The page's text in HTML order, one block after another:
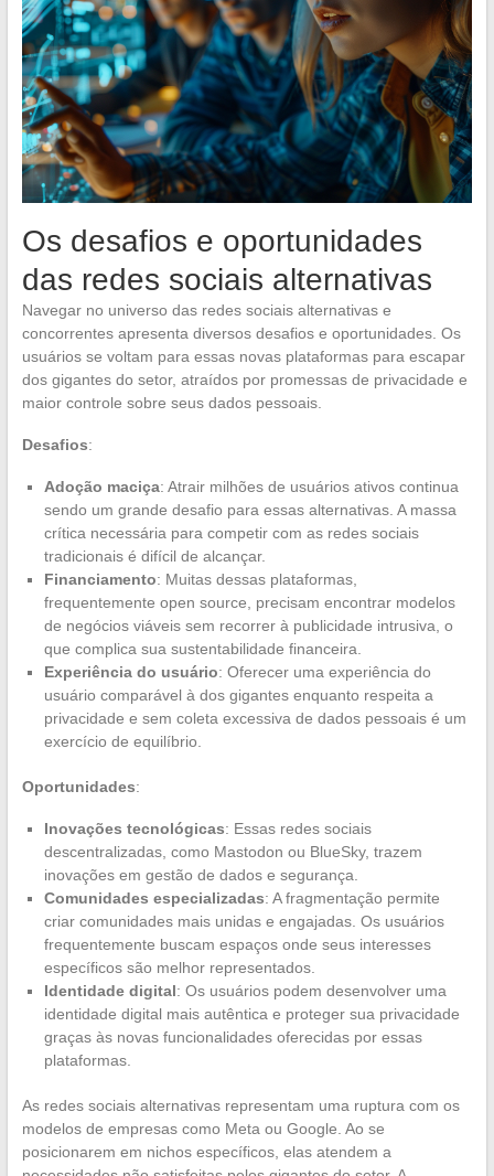
Os desafios e oportunidades
das redes sociais alternativas
Navegar no universo das redes sociais alternativas e
concorrentes apresenta diversos desafios e oportunidades. Os
usuários se voltam para essas novas plataformas para escapar
dos gigantes do setor, atraídos por promessas de privacidade e
maior controle sobre seus dados pessoais.
Desafios:
Adoção maciça: Atrair milhões de usuários ativos continua
sendo um grande desafio para essas alternativas. A massa
crítica necessária para competir com as redes sociais
tradicionais é difícil de alcançar.
Financiamento: Muitas dessas plataformas,
frequentemente open source, precisam encontrar modelos
de negócios viáveis sem recorrer à publicidade intrusiva, o
que complica sua sustentabilidade financeira.
Experiência do usuário: Oferecer uma experiência do
usuário comparável à dos gigantes enquanto respeita a
privacidade e sem coleta excessiva de dados pessoais é um
exercício de equilíbrio.
Oportunidades:
Inovações tecnológicas: Essas redes sociais
descentralizadas, como Mastodon ou BlueSky, trazem
inovações em gestão de dados e segurança.
Comunidades especializadas: A fragmentação permite
criar comunidades mais unidas e engajadas. Os usuários
frequentemente buscam espaços onde seus interesses
específicos são melhor representados.
Identidade digital: Os usuários podem desenvolver uma
identidade digital mais autêntica e proteger sua privacidade
graças às novas funcionalidades oferecidas por essas
plataformas.
As redes sociais alternativas representam uma ruptura com os
modelos de empresas como Meta ou Google. Ao se
posicionarem em nichos específicos, elas atendem a